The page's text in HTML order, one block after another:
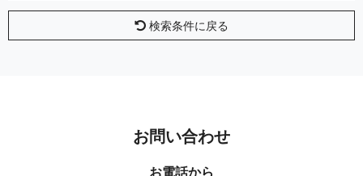
検索条件に戻る
お問い合わせ
お電話から